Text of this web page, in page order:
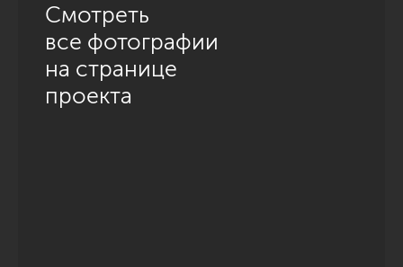
Смотреть
все фотографии
на странице
проекта